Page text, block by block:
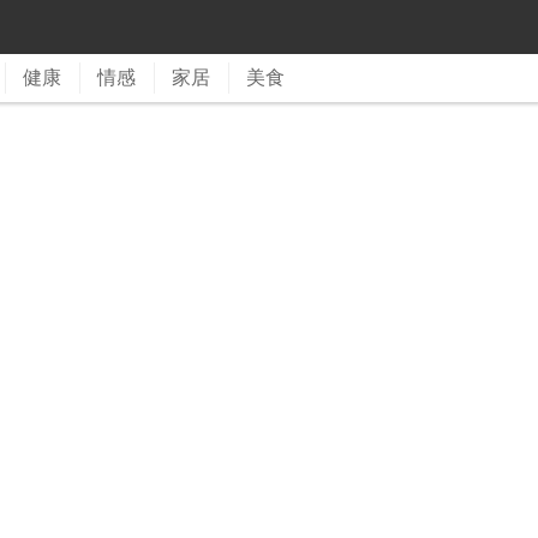
健康 情感 家居 美食